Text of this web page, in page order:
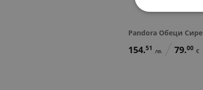
Pandora Обеци
154.51 лв. 79.00 €